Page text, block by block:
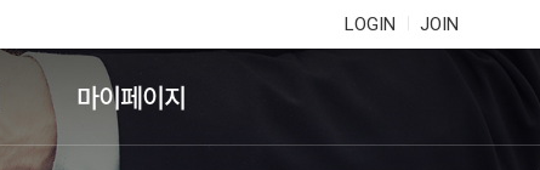
LOGIN JOIN
마이페이지